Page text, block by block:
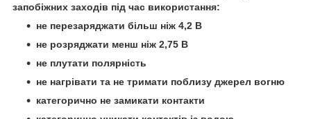
запобіжних заходів під час використання:
не перезаряджати більш ніж 4,2 В
не розряджати менш ніж 2,75 В
не плутати полярність
не нагрівати та не тримати поблизу джерел вогню
категорично не замикати контакти